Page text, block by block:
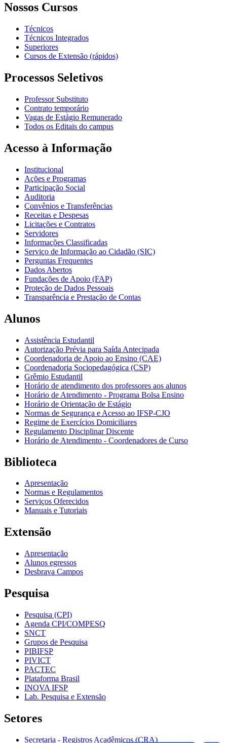
Nossos Cursos
Técnicos
Técnicos Integrados
Superiores
Cursos de Extensão (rápidos)
Processos Seletivos
Professor Substituto
Contrato temporário
Vagas de Estágio Remunerado
Todos os Editais do campus
Acesso à Informação
Institucional
Ações e Programas
Participação Social
Auditoria
Convênios e Transferências
Receitas e Despesas
Licitações e Contratos
Servidores
Informações Classificadas
Serviço de Informação ao Cidadão (SIC)
Perguntas Frequentes
Dados Abertos
Fundações de Apoio (FAP)
Proteção de Dados Pessoais
Transparência e Prestação de Contas
Alunos
Assistência Estudantil
Autorização Prévia para Saída Antecipada
Coordenadoria de Apoio ao Ensino (CAE)
Coordenadoria Sociopedagógica (CSP)
Grêmio Estudantil
Horário de atendimento dos professores aos alunos
Horário de Atendimento - Programa Bolsa Ensino
Horário de Orientação de Estágio
Normas de Segurança e Acesso ao IFSP-CJO
Regime de Exercícios Domiciliares
Regulamento Disciplinar Discente
Horário de Atendimento - Coordenadores de Curso
Biblioteca
Apresentação
Normas e Regulamentos
Serviços Oferecidos
Manuais e Tutoriais
Extensão
Apresentação
Alunos egressos
Desbrava Campos
Pesquisa
Pesquisa (CPI)
Agenda CPI/COMPESQ
SNCT
Grupos de Pesquisa
PIBIFSP
PIVICT
PACTEC
Plataforma Brasil
INOVA IFSP
Lab. Pesquisa e Extensão
Setores
Secretaria - Registros Acadêmicos (CRA)